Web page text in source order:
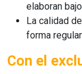
elaboran
La calidad
forma
Con el